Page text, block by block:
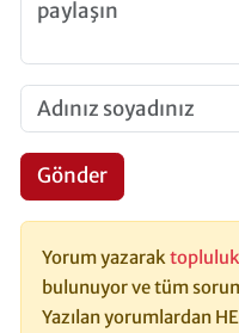
Gönder
Yorum yazarak topluluk
bulunuyor ve tüm
Yazılan yorumlardan